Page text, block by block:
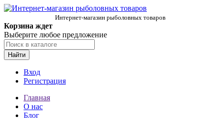
Интернет-магазин рыболовных товаров
Корзина ждет
Выберите любое предложение
Найти
Вход
Регистрация
Главная
О нас
Блог